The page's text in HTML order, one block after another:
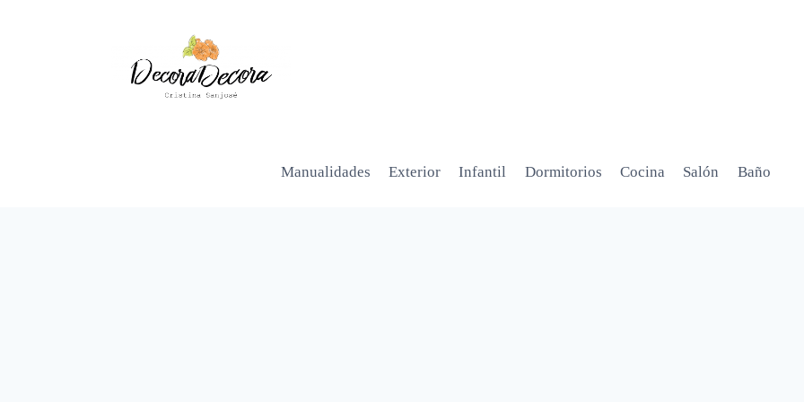
Manualidades Exterior Infantil Dormitorios Cocina Salón Baño